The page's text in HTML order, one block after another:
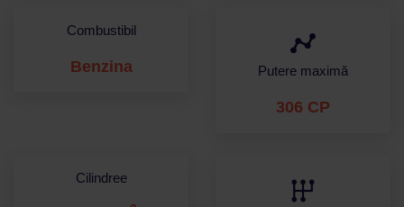
Combustibil
Benzina Putere maximă
306 CP
Cilindree